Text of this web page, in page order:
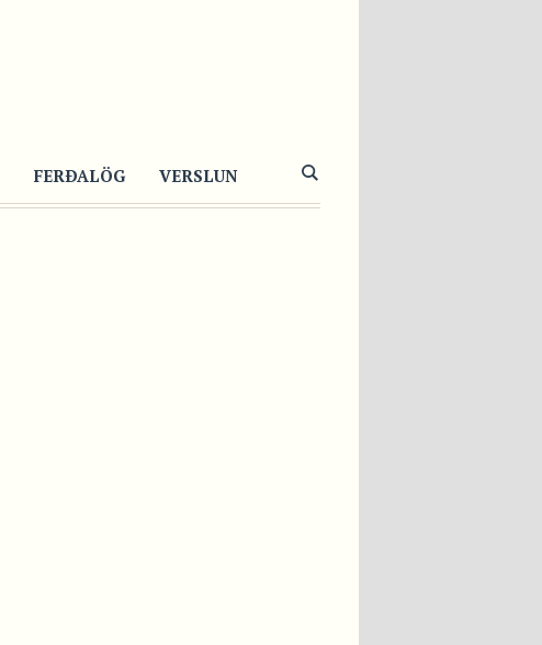
FERÐALÖG VERSLUN